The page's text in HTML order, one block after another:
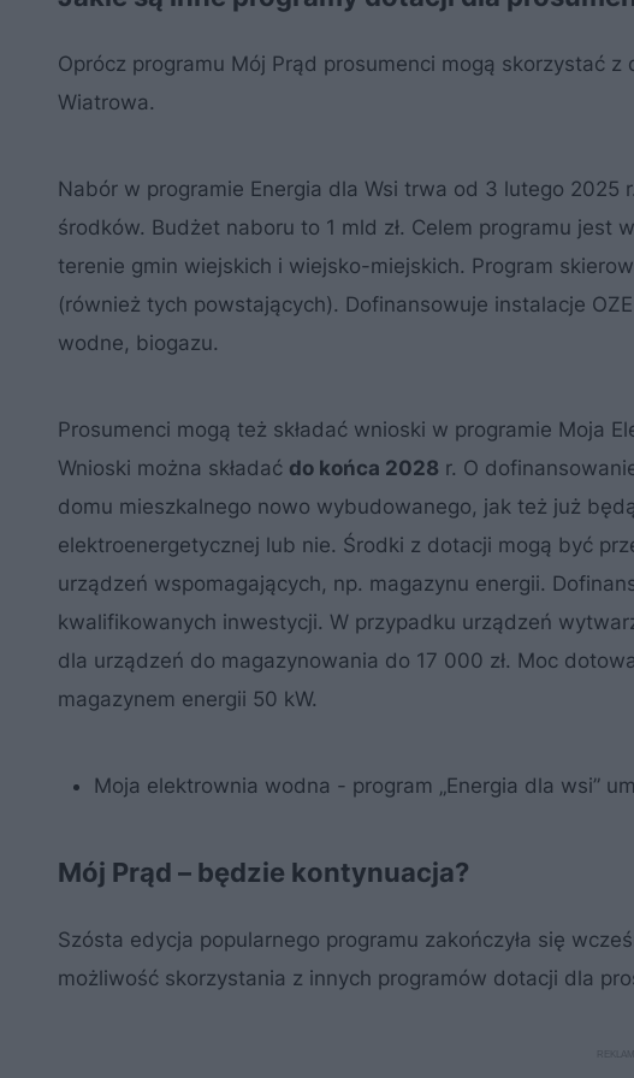
Oprócz programu Mój Prąd prosumenci mogą skorzystać
Wiatrowa.
Nabór w programie Energia dla Wsi trwa od 3 lutego
środków. Budżet naboru to 1 mld zł. Celem programu jest
terenie gmin wiejskich i wiejsko-miejskich. Program
(również tych powstających). Dofinansowuje instalacje
wodne, biogazu.
Prosumenci mogą też składać wnioski w programie Moja
Wnioski można składać do końca 2028 r. O
domu mieszkalnego nowo wybudowanego, jak też już
elektroenergetycznej lub nie. Środki z dotacji mogą być
urządzeń wspomagających, np. magazynu energii.
kwalifikowanych inwestycji. W przypadku urządzeń
dla urządzeń do magazynowania do 17 000 zł. Moc
magazynem energii 50 kW.
Moja elektrownia wodna - program „Energia dla wsi”
Mój Prąd – będzie kontynuacja?
Szósta edycja popularnego programu zakończyła się
możliwość skorzystania z innych programów dotacji dla